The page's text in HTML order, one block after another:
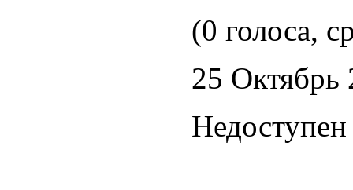
(0 голоса,
25 Октябрь